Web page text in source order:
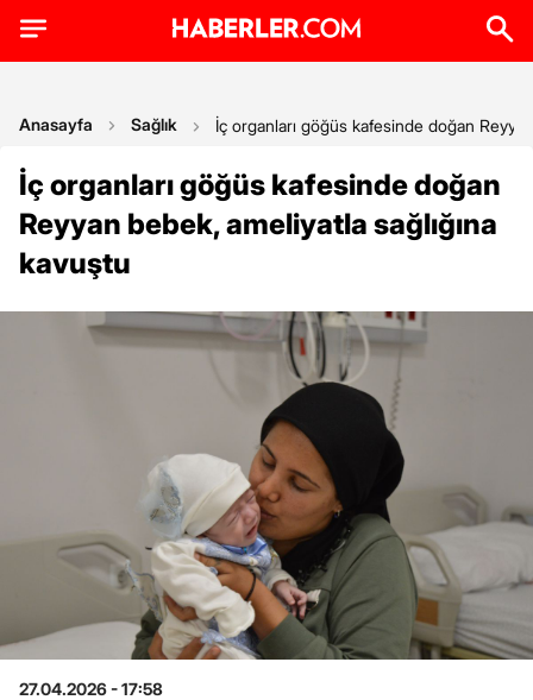
Anasayfa Sağlık İç organları göğüs kafesinde doğan
İç organları göğüs kafesinde doğan
Reyyan bebek, ameliyatla sağlığına
kavuştu
27.04.2026 - 17:58